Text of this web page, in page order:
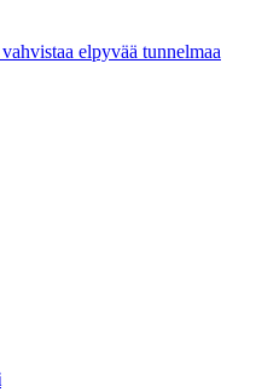
elpyvää tunnelmaa